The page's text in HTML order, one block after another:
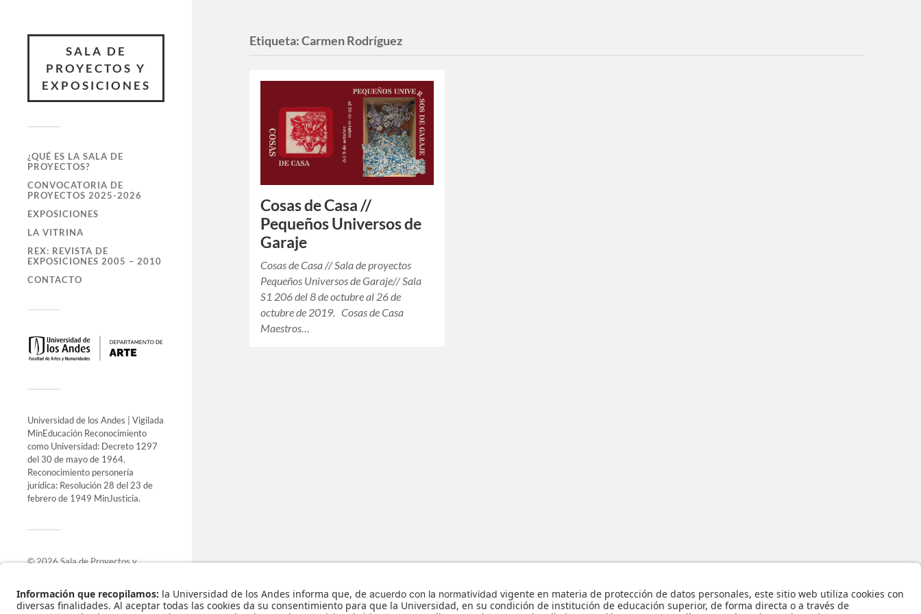
SALA DE
PROYECTOS Y
EXPOSICIONES
¿QUÉ ES LA SALA DE
PROYECTOS?
CONVOCATORIA DE
PROYECTOS 2025-2026
EXPOSICIONES
LA VITRINA
REX: REVISTA DE
EXPOSICIONES 2005 – 2010
CONTACTO
Universidad de los Andes | Vigilada
MinEducación Reconocimiento
como Universidad: Decreto 1297
del 30 de mayo de 1964.
Reconocimiento personería
jurídica: Resolución 28 del 23 de
febrero de 1949 MinJusticia.
© 2026Sala de Proyectos y
Funciona con
.
Tema deAnders Norén.
Etiqueta:Carmen Rodríguez
Cosas de Casa //
Pequeños Universos de
Garaje
Cosas de Casa // Sala de proyectos
Pequeños Universos de Garaje// Sala
S1 206 del 8 de octubre al 26 de
octubre de 2019. Cosas de Casa
Maestros…